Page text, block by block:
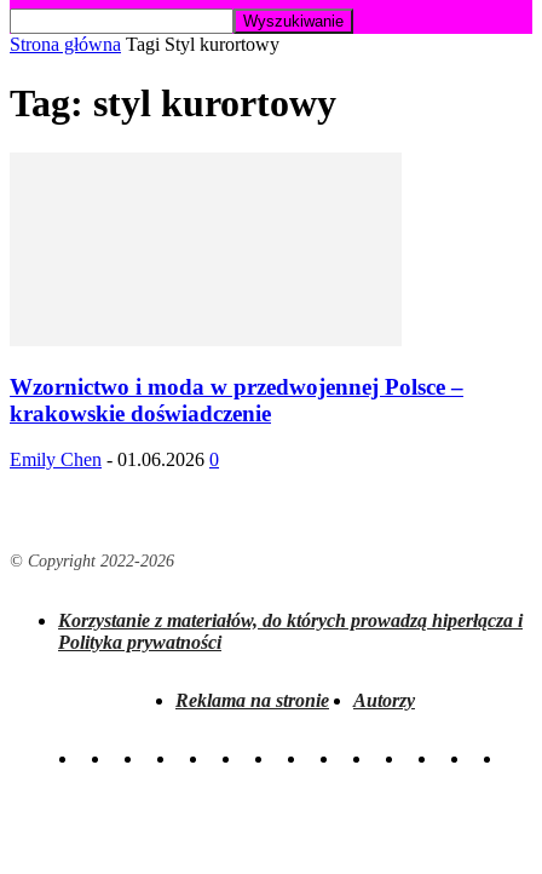
Strona główna Tagi Styl kurortowy
Tag: styl kurortowy
Wzornictwo i moda w przedwojennej Polsce –
krakowskie doświadczenie
Emily Chen - 01.06.2026 0
© Copyright 2022-2026
Korzystanie z materiałów, do których prowadzą hiperłącza i
Polityka prywatności
Reklama na stronie Autorzy